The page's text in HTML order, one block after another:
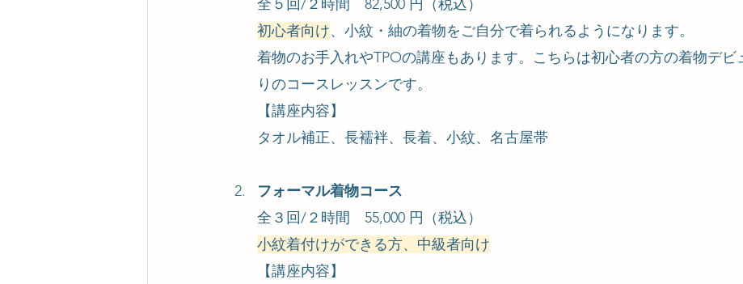
全５回/２時間　82,500 円（税込）
初心者向け、小紋・紬の着物をご自分で着られるようになります。
着物のお手入れやTPOの講座もあります。こちらは初心者の方の着物デビ
りのコースレッスンです。
【講座内容】
タオル補正、長襦袢、長着、小紋、名古屋帯
フォーマル着物コース
全３回/２時間　55,000 円（税込）
小紋着付けができる方、中級者向け
【講座内容】